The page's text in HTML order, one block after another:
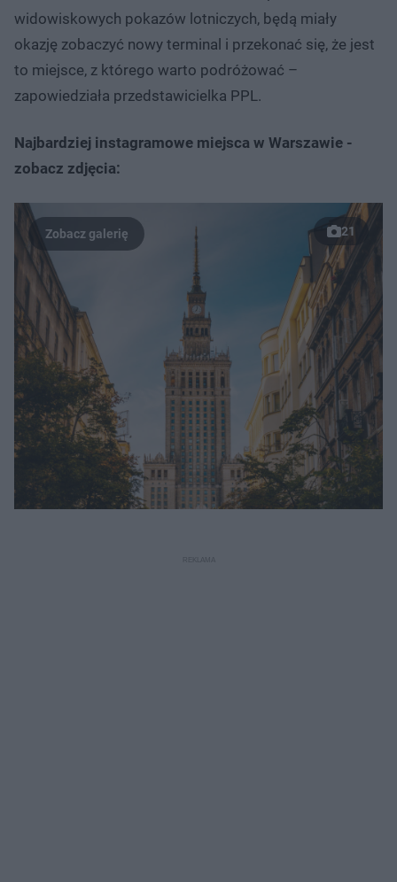
widowiskowych pokazów lotniczych, będą miały
okazję zobaczyć nowy terminal i przekonać się, że jest
to miejsce, z którego warto podróżować –
zapowiedziała przedstawicielka PPL.
Najbardziej instagramowe miejsca w Warszawie -
zobacz zdjęcia:
21